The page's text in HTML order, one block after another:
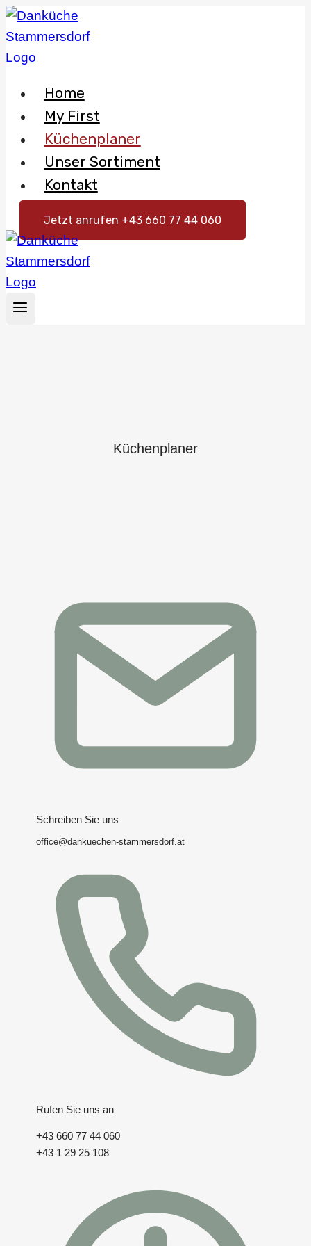
Skip
to
content
Home
My First
Küchenplaner
Unser Sortiment
Kontakt
Jetzt anrufen +43 660 77 44 060
Küchenplaner
Schreiben Sie uns
office@dankuechen-stammersdorf.at
Rufen Sie uns an
+43 660 77 44 060
+43 1 29 25 108